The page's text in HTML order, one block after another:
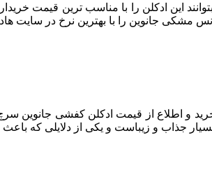
این ادکلن را با مناسب ترین قیمت
مشکی جانوین را با بهترین نرخ در سایت
و اطلاع از قیمت ادکلن کفشی جانوین
جذاب و زیباست و یکی از دلایلی که